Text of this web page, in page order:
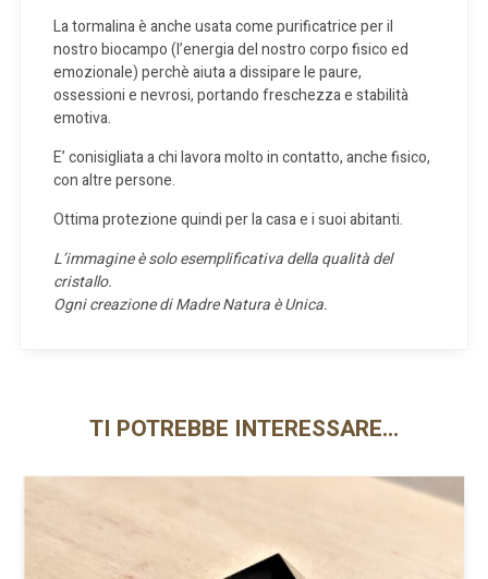
La tormalina è anche usata come purificatrice per il
nostro biocampo (l’energia del nostro corpo fisico ed
emozionale) perchè aiuta a dissipare le paure,
ossessioni e nevrosi, portando freschezza e stabilità
emotiva.
E’ conisigliata a chi lavora molto in contatto, anche fisico,
con altre persone.
Ottima protezione quindi per la casa e i suoi abitanti.
L’immagine è solo esemplificativa della qualità del
cristallo.
Ogni creazione di Madre Natura è Unica.
TI POTREBBE INTERESSARE…